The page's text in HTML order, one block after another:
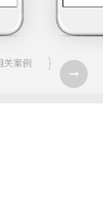
Cases Overview